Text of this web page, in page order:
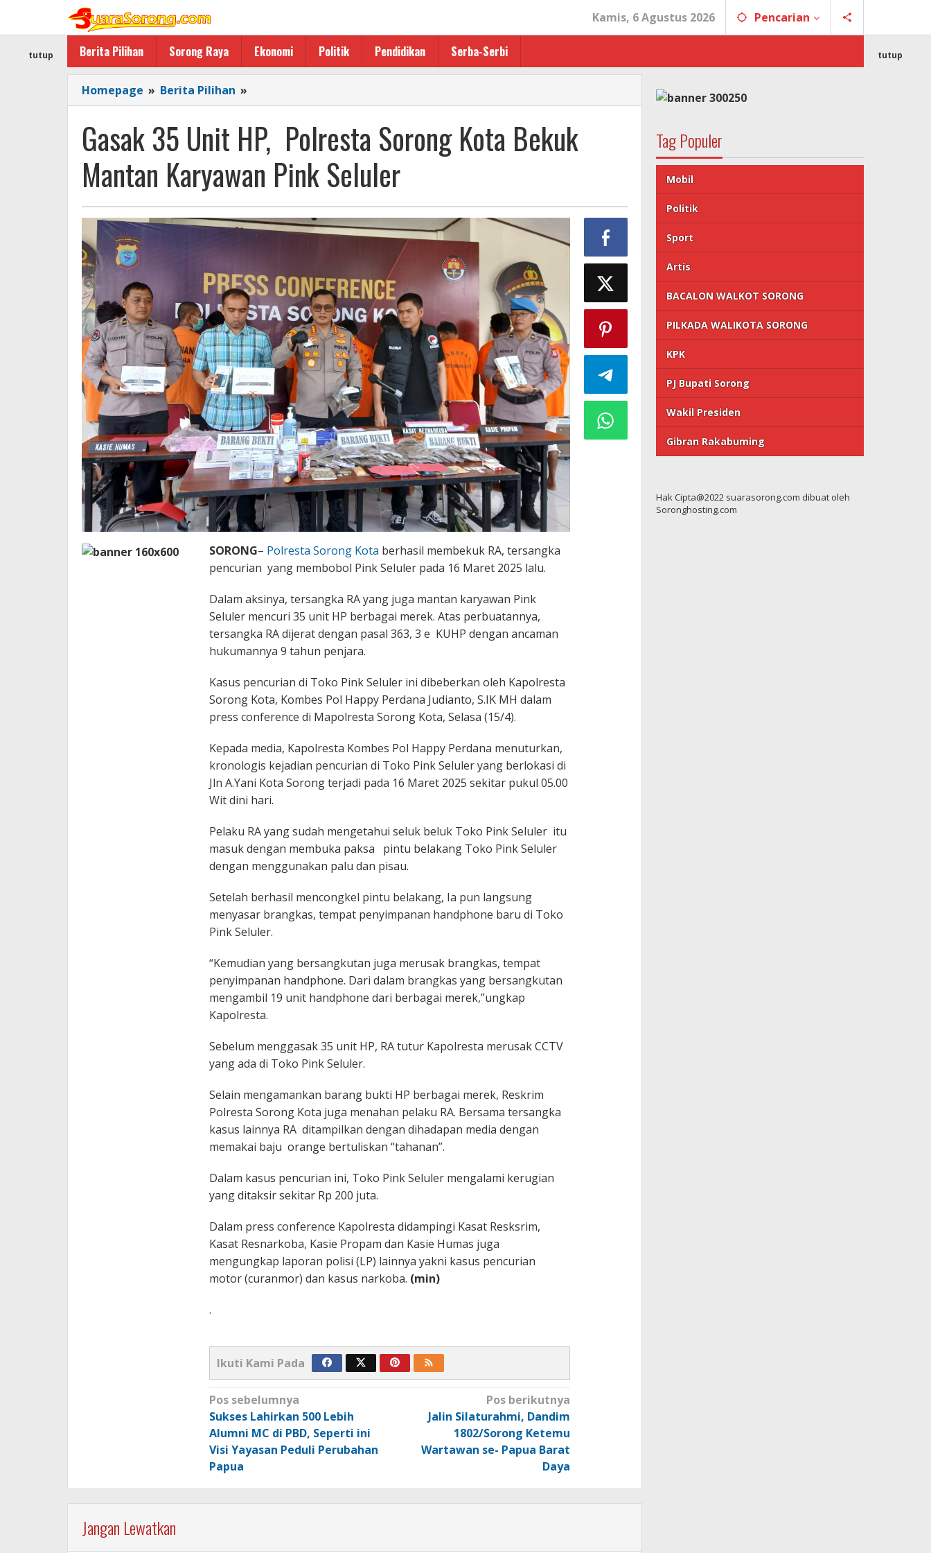
Kamis, 6 Agustus 2026 Pencarian
Berita Pilihan Sorong Raya Ekonomi Politik Pendidikan Serba-Serbi
tutup tutup
Homepage » Berita Pilihan »
35
HP,
Polresta
Sorong
Kota
Bekuk
Mantan
Karyawan
Seluler
Gasak 35 Unit HP, Polresta Sorong Kota Bekuk
Mantan Karyawan Pink Seluler
SORONG– Polresta Sorong Kota berhasil membekuk RA, tersangka
pencurian yang membobol Pink Seluler pada 16 Maret 2025 lalu.
Dalam aksinya, tersangka RA yang juga mantan karyawan Pink
Seluler mencuri 35 unit HP berbagai merek. Atas perbuatannya,
tersangka RA dijerat dengan pasal 363, 3 e KUHP dengan ancaman
hukumannya 9 tahun penjara.
Kasus pencurian di Toko Pink Seluler ini dibeberkan oleh Kapolresta
Sorong Kota, Kombes Pol Happy Perdana Judianto, S.IK MH dalam
press conference di Mapolresta Sorong Kota, Selasa (15/4).
Kepada media, Kapolresta Kombes Pol Happy Perdana menuturkan,
kronologis kejadian pencurian di Toko Pink Seluler yang berlokasi di
Jln A.Yani Kota Sorong terjadi pada 16 Maret 2025 sekitar pukul 05.00
Wit dini hari.
Pelaku RA yang sudah mengetahui seluk beluk Toko Pink Seluler itu
masuk dengan membuka paksa pintu belakang Toko Pink Seluler
dengan menggunakan palu dan pisau.
Setelah berhasil mencongkel pintu belakang, Ia pun langsung
menyasar brangkas, tempat penyimpanan handphone baru di Toko
Pink Seluler.
“Kemudian yang bersangkutan juga merusak brangkas, tempat
penyimpanan handphone. Dari dalam brangkas yang bersangkutan
mengambil 19 unit handphone dari berbagai merek,”ungkap
Kapolresta.
Sebelum menggasak 35 unit HP, RA tutur Kapolresta merusak CCTV
yang ada di Toko Pink Seluler.
Selain mengamankan barang bukti HP berbagai merek, Reskrim
Polresta Sorong Kota juga menahan pelaku RA. Bersama tersangka
kasus lainnya RA ditampilkan dengan dihadapan media dengan
memakai baju orange bertuliskan “tahanan”.
Dalam kasus pencurian ini, Toko Pink Seluler mengalami kerugian
yang ditaksir sekitar Rp 200 juta.
Dalam press conference Kapolresta didampingi Kasat Resksrim,
Kasat Resnarkoba, Kasie Propam dan Kasie Humas juga
mengungkap laporan polisi (LP) lainnya yakni kasus pencurian
motor (curanmor) dan kasus narkoba. (min)
.
Ikuti Kami Pada
Navigasi
pos
Pos sebelumnya
Sukses Lahirkan 500 Lebih
Alumni MC di PBD, Seperti ini
Visi Yayasan Peduli Perubahan
Papua
Pos berikutnya
Jalin Silaturahmi, Dandim
1802/Sorong Ketemu
Wartawan se- Papua Barat
Daya
Jangan Lewatkan
Tag Populer
Mobil
Politik
Sport
Artis
BACALON WALKOT SORONG
PILKADA WALIKOTA SORONG
KPK
PJ Bupati Sorong
Wakil Presiden
Gibran Rakabuming
Hak Cipta@2022 suarasorong.com dibuat oleh
Soronghosting.com